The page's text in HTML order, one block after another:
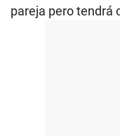
pareja pero tendrá